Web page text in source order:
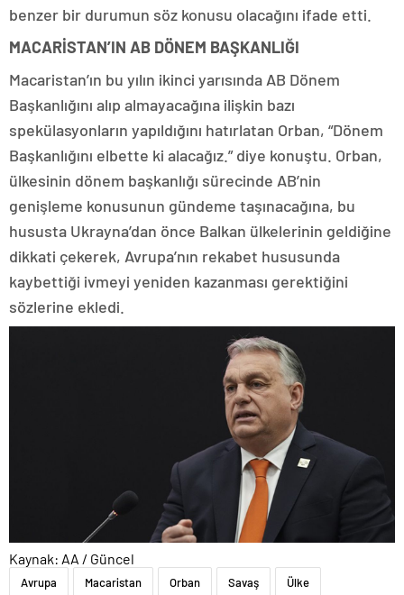
benzer bir durumun söz konusu olacağını ifade etti.
MACARİSTAN’IN AB DÖNEM BAŞKANLIĞI
Macaristan’ın bu yılın ikinci yarısında AB Dönem
Başkanlığını alıp almayacağına ilişkin bazı
spekülasyonların yapıldığını hatırlatan Orban, “Dönem
Başkanlığını elbette ki alacağız.” diye konuştu. Orban,
ülkesinin dönem başkanlığı sürecinde AB’nin
genişleme konusunun gündeme taşınacağına, bu
hususta Ukrayna’dan önce Balkan ülkelerinin geldiğine
dikkati çekerek, Avrupa’nın rekabet hususunda
kaybettiği ivmeyi yeniden kazanması gerektiğini
sözlerine ekledi.
Kaynak: AA / Güncel
Avrupa Macaristan Orban Savaş Ülke